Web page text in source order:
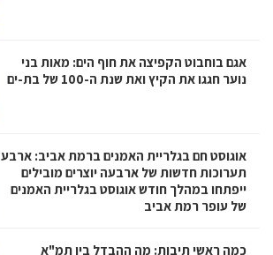
אגם בוחבוט הקפיצה את חוף הים: מאות בני
נוער חגגו את הקיץ ואת שנת ה-100 של בת-ים
אוגוסט חם בגלריית האמנים ברמת אביב: ארבע
תערוכות חדשות של ארבעה יוצרים מובילים
ייפתחו במהלך חודש אוגוסט בגלריית האמנים
של עופר רמת אביב
כמה ראשי תיבות: מה ההבדל בין תמ"א